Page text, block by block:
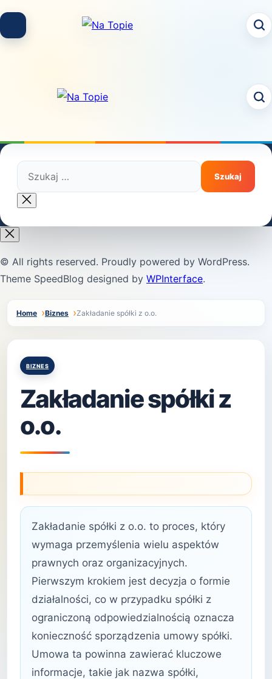
content
Szukaj:
Close
search
© All rights reserved. Proudly powered by WordPress.
Theme SpeedBlog designed by WPInterface.
Home Biznes Zakładanie spółki z o.o.
Posted
BIZNES
Zakładanie spółki z
o.o.
Zakładanie spółki z o.o. to proces, który
wymaga przemyślenia wielu aspektów
prawnych oraz organizacyjnych.
Pierwszym krokiem jest decyzja o formie
działalności, co w przypadku spółki z
ograniczoną odpowiedzialnością oznacza
konieczność sporządzenia umowy spółki.
Umowa ta powinna zawierać kluczowe
informacje, takie jak nazwa spółki,